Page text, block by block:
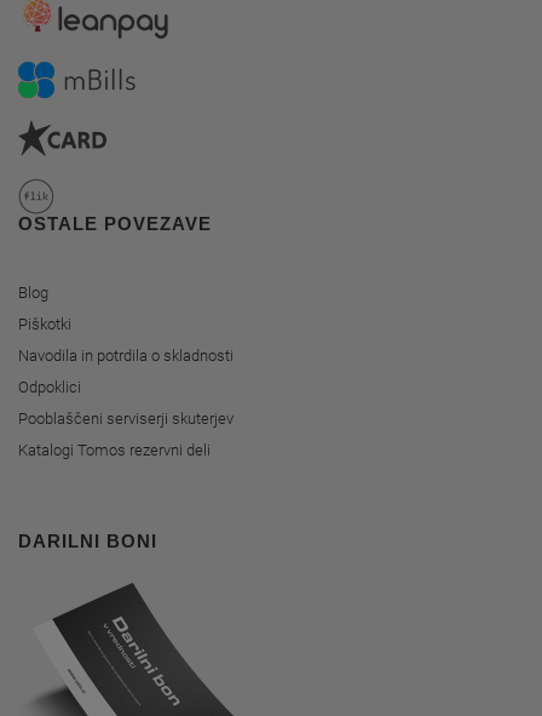
OSTALE POVEZAVE
Blog
Piškotki
Navodila in potrdila o skladnosti
Odpoklici
Pooblaščeni serviserji skuterjev
Katalogi Tomos rezervni deli
DARILNI BONI